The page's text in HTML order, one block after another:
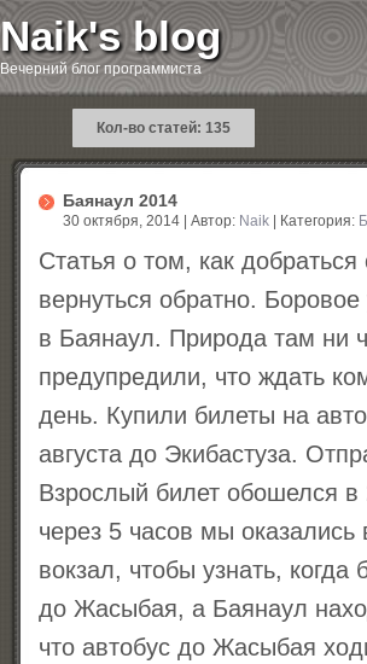
Naik's blog
Вечерний блог программиста
Кол-во статей: 135
Баянаул 2014
30 октября, 2014 | Автор: Naik | Категория:
Статья о том, как
вернуться обратно.
в Баянаул. Природа там ни
предупредили, что ждать
день. Купили билеты на
августа до Экибастуза.
Взрослый билет обошелся в
через 5 часов мы
вокзал, чтобы узнать,
до Жасыбая, а Баянаул
что автобус до Жасыбая